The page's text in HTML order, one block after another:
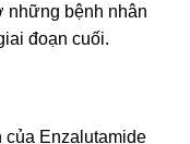
những bệnh nhân
đoạn cuối.
của Enzalutamide